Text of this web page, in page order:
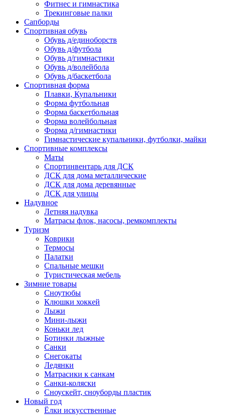
Фитнес и гимнастика
Трекинговые палки
Сапборды
Спортивная обувь
Обувь д/единоборств
Обувь д/футбола
Обувь д/гимнастики
Обувь д/волейбола
Обувь д/баскетбола
Спортивная форма
Плавки, Купальники
Форма футбольная
Форма баскетбольная
Форма волейбольная
Форма д/гимнастики
Гимнастические купальники, футболки, майки
Спортивные комплексы
Маты
Спортинвентарь для ДСК
ДСК для дома металлические
ДСК для дома деревянные
ДСК для улицы
Надувное
Летняя надувка
Матрасы флок, насосы, ремкомплекты
Туризм
Коврики
Термосы
Палатки
Спальные мешки
Туристическая мебель
Зимние товары
Сноутюбы
Клюшки хоккей
Лыжи
Мини-лыжи
Коньки лед
Ботинки лыжные
Санки
Снегокаты
Ледянки
Матрасики к санкам
Санки-коляски
Сноускейт, сноуборды пластик
Новый год
Ёлки искусственные